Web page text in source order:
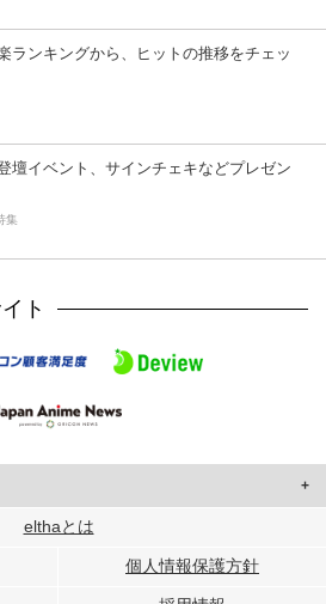
ランキングから、ヒットの推移をチェッ
壇イベント、サインチェキなどプレゼン
集
ト
て、ユーザーに合わせたコンテンツや広告の
elthaとは
個人情報保護方針